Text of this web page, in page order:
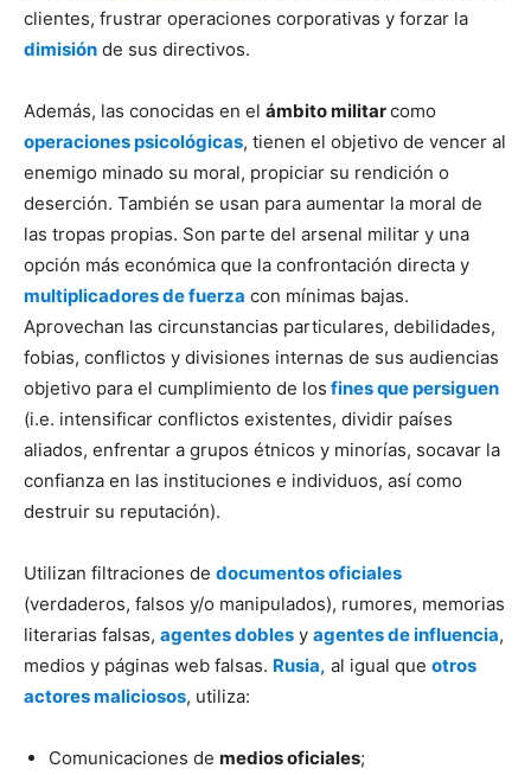
clientes, frustrar operaciones corporativas y forzar la
dimisión de sus directivos.
Además, las conocidas en el ámbito militarcomo
operaciones psicológicas, tienen el objetivo de vencer al
enemigo minado su moral, propiciar su rendición o
deserción. También se usan para aumentar la moral de
las tropas propias. Son parte del arsenal militar y una
opción más económica que la confrontación directa y
multiplicadores de fuerza con mínimas bajas.
Aprovechan las circunstancias particulares, debilidades,
fobias, conflictos y divisiones internas de sus audiencias
objetivo para el cumplimiento de los fines que persiguen
(i.e. intensificar conflictos existentes, dividir países
aliados, enfrentar a grupos étnicos y minorías, socavar la
confianza en las instituciones e individuos, así como
destruir su reputación).
Utilizan filtraciones de documentos oficiales
(verdaderos, falsos y/o manipulados), rumores, memorias
literarias falsas, agentes dobles y agentes de influencia,
medios y páginas web falsas. Rusia, al igual que otros
actores maliciosos, utiliza:
Comunicaciones de medios oficiales;